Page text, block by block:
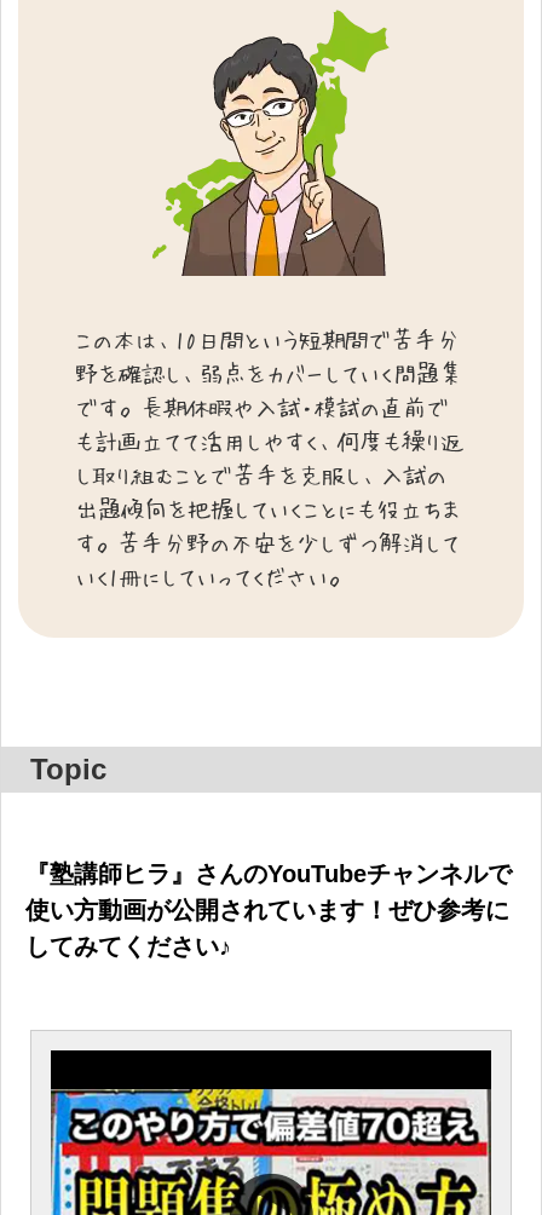
この本は、10日間という短期間で苦手分
野を確認し、弱点をカバーしていく問題集
です。長期休暇や入試・模試の直前で
も計画立てて活用しやすく、何度も繰り返
し取り組むことで苦手を克服し、入試の
出題傾向を把握していくことにも役立ちま
す。苦手分野の不安を少しずつ解消して
いく1冊にしていってください。
Topic
『塾講師ヒラ』さんのYouTubeチャンネルで
使い方動画が公開されています！ぜひ参考に
してみてください♪